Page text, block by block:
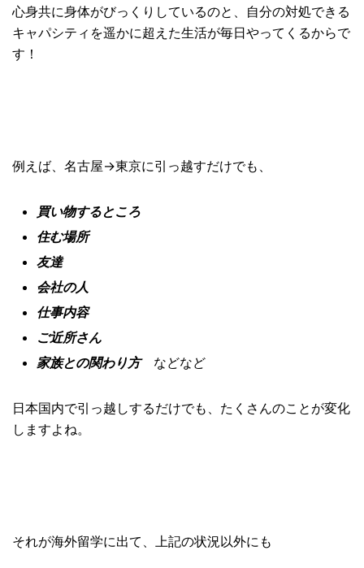
心身共に身体がびっくりしているのと、 自分の対処できる
キャパシティを遥かに超えた生活が毎日やってく るからで
す！
例えば、名古屋→東京に引っ越すだけでも、
買い物するところ
住む場所
友達
会社の人
仕事内容
ご近所さん
家族との関わり方などなど
日本国内で引っ越しするだけでも、たくさんのことが変化
しますよね。
それが海外留学に出て、上記の状況以外にも